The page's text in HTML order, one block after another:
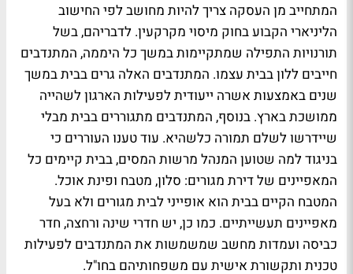
המתחייב מן העסקה צריך להיות מחושב לפי החישוב
הליניארי הקבוע בחוק מיסוי מקרקעין. לדבריהם, בשל
תורנויות התפילה שמתקיימות במשך כל היממה, המתנדבים
חייבים ללון בבית עצמו. המתנדבים האלה גרים בבית במשך
שנים באמצעות אשרה ייעודית לפעילות הארגון לשהייה
ממושכת בארץ. בנוסף, המתנדבים מתגוררים בבית מבלי
שיידרשו לשלם תמורה כלשהיא. עוד טענו העוררים כי
בניגוד למה שטוען המנהל מרשות המסים, בבית קיימים כל
המאפיינים של דירת מגורים: סלון, מטבח ופינת אוכל.
המטבח הקיים בבית הוא אופייני לבית מגורים ולא בעל
מאפיינים תעשייתיים. כמו כן, יש חדרי שינה ורחצה, חדר
כביסה ועמדות מחשב שמשמשות את המתנדבים לפעילות
טכנית ותקשורת אישית עם משפחותיהם בחו"ל.